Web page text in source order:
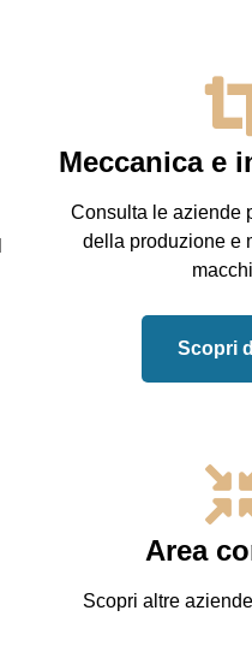
Meccanica e
Consulta le aziende
della produzione e
Scopri
Area
Scopri altre